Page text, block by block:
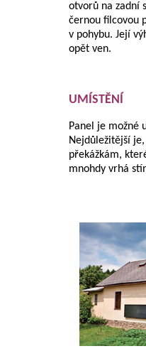
otvorů na zadní
černou filcovou
v pohybu. Její
opět ven.
UMÍSTĚNÍ
Panel je možné
Nejdůležitější
překážkám,
mnohdy vrhá